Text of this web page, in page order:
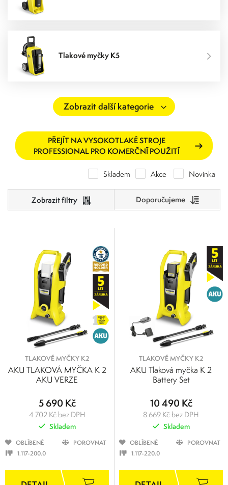
Tlakové myčky K5
PŘEJÍT NA VYSOKOTLAKÉ STROJE
PROFESSIONAL PRO KOMERČNÍ POUŽITÍ
Skladem Akce Novinka
Doporučujeme
15 000 30 001 45 001 60 001
Výrobci
Kärcher PROFI
Kärcher HOBBY
Plošný výkon [m²/h]
60
30 50
TLAKOVÉ MYČKY K2
AKU TLAKOVÁ MYČKA K 2
AKU VERZE
5 690 Kč
4 702 Kč bez DPH
Skladem
OBLÍBENÉ
POROVNAT
1.117-200.0
TLAKOVÉ MYČKY K2
AKU Tlaková myčka K 2
Battery Set
10 490 Kč
8 669 Kč bez DPH
Skladem
OBLÍBENÉ
POROVNAT
1.117-220.0